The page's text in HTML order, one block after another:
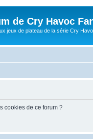
de Cry Havoc
jeux de plateau de la série Cry
cookies de ce forum ?